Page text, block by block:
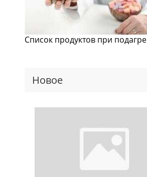
Список продуктов при подагре
Новое